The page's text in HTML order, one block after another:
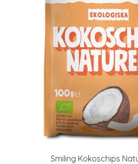
Smiling Kokoschips